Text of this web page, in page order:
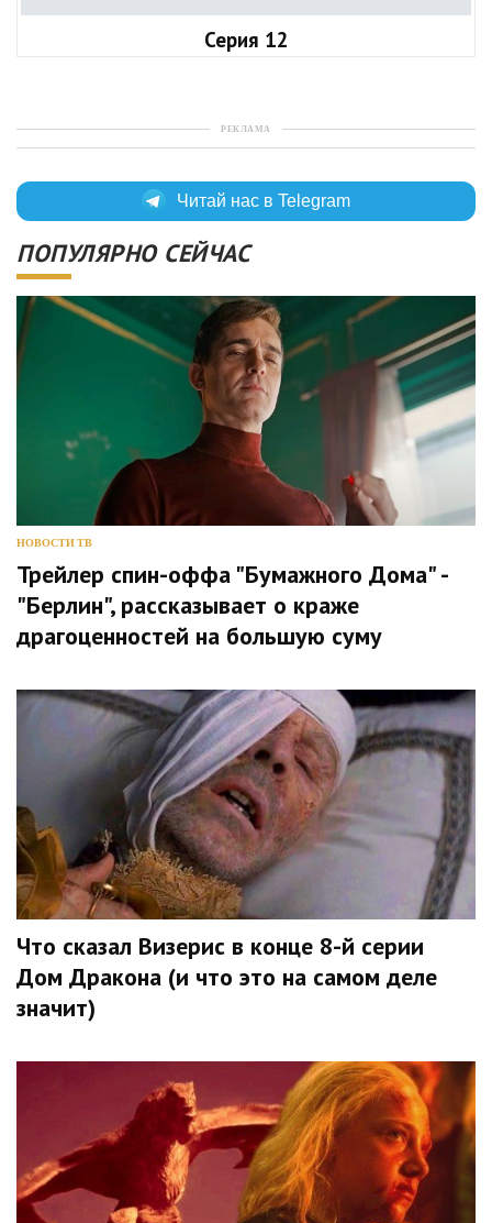
Серия 12
РЕКЛАМА
Читай нас в Telegram
ПОПУЛЯРНО СЕЙЧАС
НОВОСТИ ТВ
Трейлер спин-оффа "Бумажного Дома" -
"Берлин", рассказывает о краже
драгоценностей на большую суму
Что сказал Визерис в конце 8-й серии
Дом Дракона (и что это на самом деле
значит)